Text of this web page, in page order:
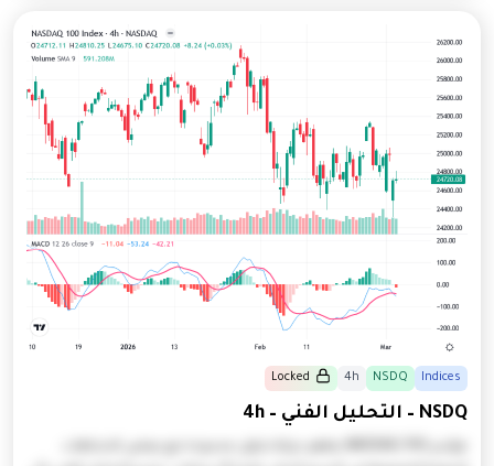
Indices
NSDQ
4h
Locked
NSDQ – التحليل الفني – 4h